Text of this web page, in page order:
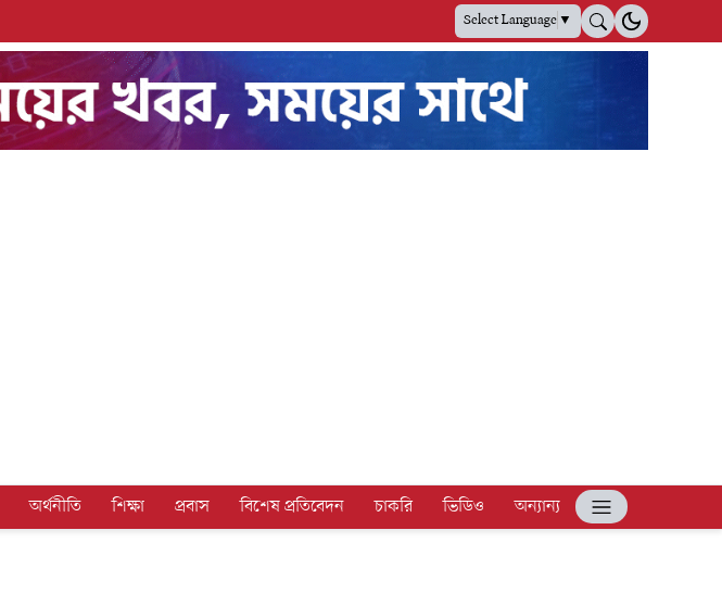
Select Language▼
অর্থনীতি শিক্ষা প্রবাস বিশেষ প্রতিবেদন চাকরি ভিডিও
অন্যান্য